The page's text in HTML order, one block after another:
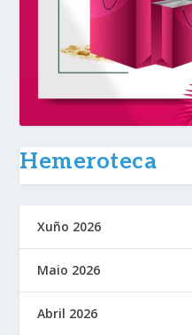
Hemeroteca
Xuño 2026
Maio 2026
Abril 2026